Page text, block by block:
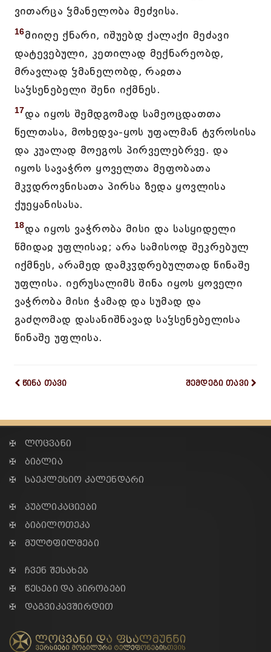
ვითარცა ჴმანელობა მეძვისა.
16მიიღე ქნარი, იშუებდ ქალაქი მეძავი
დატევებული, კეთილად მექნარეობდ,
მრავლად ჴმანელობდ, რაჲთა
საჴსენებელი შენი იქმნეს.
17და იყოს შემდგომად სამეოცდათთა
წელთასა, მოხედვა-ყოს უფალმან ტჳროსისა
და კუალად მოეგოს პირველებრვე. და
იყოს სავაჭრო ყოველთა მეფობათა
მკჳდროვნისათა პირსა ზედა ყოვლისა
ქუეყანისასა.
18და იყოს ვაჭრობა მისი და სასყიდელი
წმიდაჲ უფლისაჲ; არა სამისოდ შეკრებულ
იქმნეს, არამედ დამკჳდრებულთად წინაშე
უფლისა. იერუსალიმს შინა იყოს ყოველი
ვაჭრობა მისი ჭამად და სუმად და
გაძღომად დასანიშნავად საჴსენებელისა
წინაშე უფლისა.
წინა თავი შემდეგი თავი
✠ ლოცვანი
✠ ბიბლია
✠ საეკლესიო კალენდარი
✠ პუბლიკაციები
✠ ბიბილოთეკა
✠ მულტფილმები
✠ ჩვენ შესახებ
✠ წესები და პირობები
✠ დაგვიკავშირდით